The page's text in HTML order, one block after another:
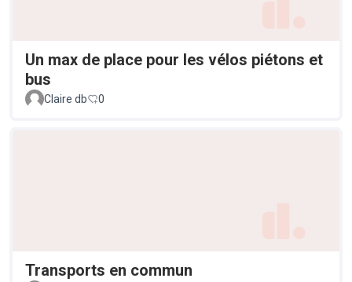
Un max de place pour les vélos piétons et
bus
Claire db 0
Transports en commun